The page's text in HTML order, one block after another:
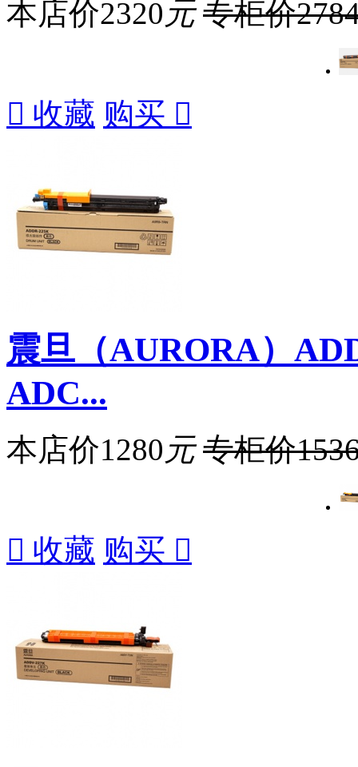
本店价2320 元 专柜价
 收藏 购买 
震旦（AURORA）
ADC...
本店价1280 元 专柜价
 收藏 购买 